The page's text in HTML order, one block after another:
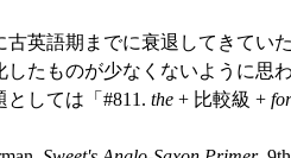
英語期までに衰退してきてい
したものが少なくないように思
しては「#811. the + 比較級 + for